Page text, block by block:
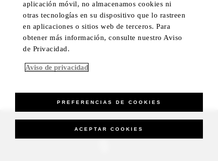
_Four Seasons Hotels Limited 1997-2026. All Rights Reserved.
aplicación móvil, no almacenamos cookies ni
otras tecnologías en su dispositivo que lo rastreen
en aplicaciones o sitios web de terceros. Para
obtener más información, consulte nuestro Aviso
de Privacidad.
Aviso de privacidad
PREFERENCIAS DE COOKIES
ACEPTAR COOKIES